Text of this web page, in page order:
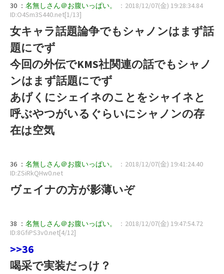
30 ： 名無しさん＠お腹いっぱい。
：2018/12/07(金) 19:28:34.84
ID:O4Sm3S440.net[1/13]
女キャラ話題論争でもシャノンはまず話
題にでず
今回の外伝でKMS社関連の話でもシャノ
ンはまず話題にでず
あげくにシェイネのことをシャイネと
呼ぶやつがいるぐらいにシャノンの存
在は空気
36 ： 名無しさん＠お腹いっぱい。
：2018/12/07(金) 19:41:24.40
ID:ZSiRkQHw0.net
ヴェイナの方が影薄いぞ
38 ： 名無しさん＠お腹いっぱい。
：2018/12/07(金) 19:47:54.72
ID:8GfiPS3v0.net[4/12]
>>36
喝采で実装だっけ？